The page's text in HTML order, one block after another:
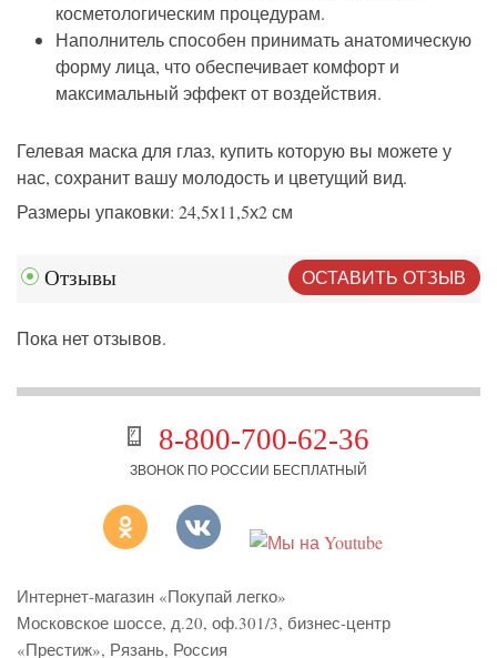
косметологическим процедурам.
Наполнитель способен принимать анатомическую
форму лица, что обеспечивает комфорт и
максимальный эффект от воздействия.
Гелевая маска для глаз, купить которую вы можете у
нас, сохранит вашу молодость и цветущий вид.
Размеры упаковки: 24,5х11,5х2 см
Отзывы ОСТАВИТЬ ОТЗЫВ
Пока нет отзывов.
8-800-700-62-36
ЗВОНОК ПО РОССИИ БЕСПЛАТНЫЙ
Интернет-магазин «Покупай легко»
Московское шоссе, д.20, оф.301/3, бизнес-центр
«Престиж», Рязань, Россия